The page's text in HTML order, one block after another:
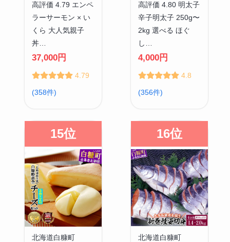
高評価 4.79 エンペ
ラーサーモン × い
くら 大人気親子
丼…
37,000円
4.79
(358件)
高評価 4.80 明太子
辛子明太子 250g〜
2kg 選べる ほぐ
し…
4,000円
4.8
(356件)
15位
北海道白糠町
16位
北海道白糠町